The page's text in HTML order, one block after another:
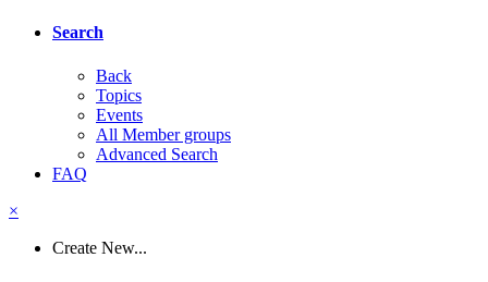
Search
Back
Topics
Events
All Member groups
Advanced Search
FAQ
×
Create New...